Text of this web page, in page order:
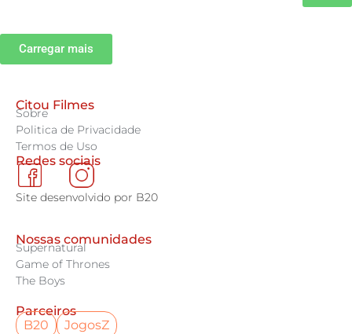
Carregar mais
Citou Filmes
Sobre
Politica de Privacidade
Termos de Uso
Redes sociais
Site desenvolvido por B20
Nossas comunidades
Supernatural
Game of Thrones
The Boys
Parceiros
B20
JogosZ